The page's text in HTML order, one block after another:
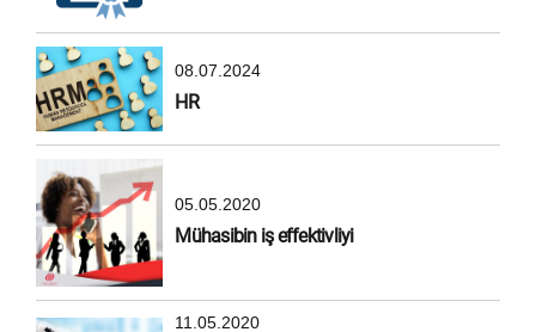
08.07.2024
HR
05.05.2020
Mühasibin iş effektivliyi
11.05.2020